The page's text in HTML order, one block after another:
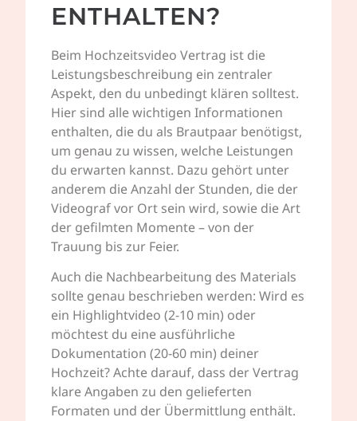
ENTHALTEN?
Beim Hochzeitsvideo Vertrag ist die
Leistungsbeschreibung ein zentraler
Aspekt, den du unbedingt klären solltest.
Hier sind alle wichtigen Informationen
enthalten, die du als Brautpaar benötigst,
um genau zu wissen, welche Leistungen
du erwarten kannst. Dazu gehört unter
anderem die Anzahl der Stunden, die der
Videograf vor Ort sein wird, sowie die Art
der gefilmten Momente – von der
Trauung bis zur Feier.
Auch die Nachbearbeitung des Materials
sollte genau beschrieben werden: Wird es
ein Highlightvideo (2-10 min) oder
möchtest du eine ausführliche
Dokumentation (20-60 min) deiner
Hochzeit? Achte darauf, dass der Vertrag
klare Angaben zu den gelieferten
Formaten und der Übermittlung enthält.